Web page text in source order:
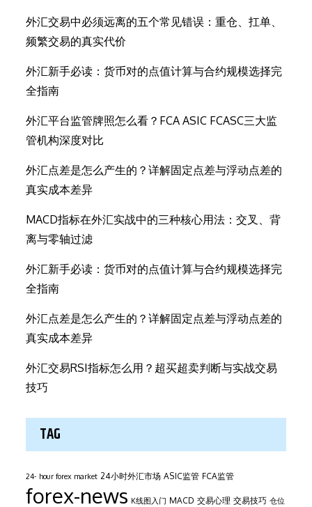
外汇交易中必须远离的五个常见错误：重仓、扛单、
频繁交易的真实代价
外汇新手必读：货币对的点值计算与合约规模选择完
全指南
外汇平台监管牌照怎么看？FCA ASIC FCASC三大监
管机构深度对比
外汇点差是怎么产生的？详解固定点差与浮动点差的
真实成本差异
MACD指标在外汇实战中的三种核心用法：交叉、背
离与零轴过滤
外汇新手必读：货币对的点值计算与合约规模选择完
全指南
外汇点差是怎么产生的？详解固定点差与浮动点差的
真实成本差异
外汇交易RSI指标怎么用？超买超卖判断与实战交易
技巧
TAG
24- hour forex market 24小时外汇市场 ASIC监管 FCA监管
forex-news K线图入门 MACD 交易心理 交易技巧 仓位